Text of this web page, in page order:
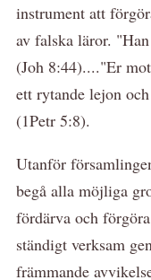
instrument att
av falska läror.
(Joh 8:44)...."Er
ett rytande lejon
(1Petr 5:8).
Utanför
begå alla möjliga
fördärva och
ständigt verksam
främmande